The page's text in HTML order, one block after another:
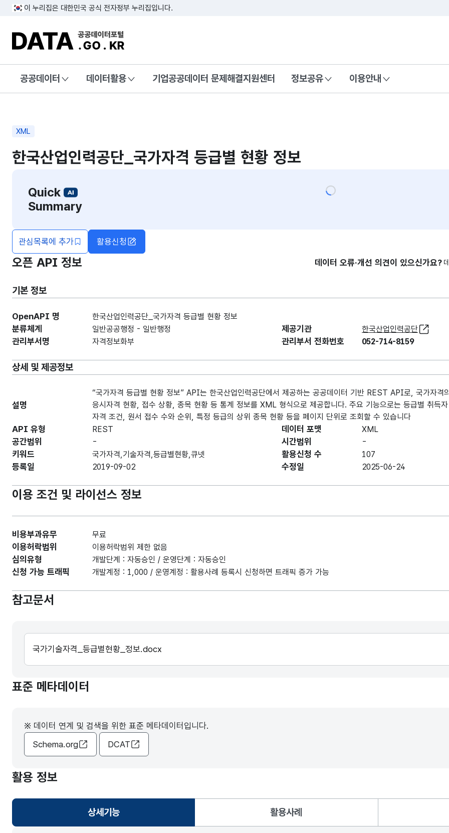
이 누리집은 대한민국 공식 전자정부 누리집입니다.
DATA.GO.KR 공공데이터포털
공공데이터 데이터활용 기업공공데이터 문제해결지원센터 정보공유 이용안내
XML
한국산업인력공단_국가자격 등급별 현황 정보
Quick
Summary
관심목록에 추가 활용신청
오픈 API 정보 데이터 오류·개선 의견이 있으신가요?
기본 정보
OpenAPI 명 한국산업인력공단_국가자격 등급별 현황 정보
분류체계 일반공공행정 - 일반행정 제공기관 한국산업인력공단
관리부서명 자격정보화부 관리부서 전화번호 052-714-8159
상세 및 제공정보
설명
“국가자격 등급별 현황 정보” API는 한국산업인력공단에서 제공하는 공공데이터 기반 REST API로, 국가자격
응시자격 현황, 접수 상황, 종목 현황 등 통계 정보를 XML 형식으로 제공합니다. 주요 기능으로는 등급별 취득
자격 조건, 원서 접수 수와 순위, 특정 등급의 상위 종목 현황 등을 페이지 단위로 조회할 수 있습니다
API 유형 REST 데이터 포맷 XML
공간범위 - 시간범위 -
키워드 국가자격,기술자격,등급별현황,큐넷 활용신청 수 107
등록일 2019-09-02 수정일 2025-06-24
이용 조건 및 라이선스 정보
비용부과유무 무료
이용허락범위 이용허락범위 제한 없음
심의유형 개발단계 : 자동승인 / 운영단계 : 자동승인
신청 가능 트래픽 개발계정 : 1,000 / 운영계정 : 활용사례 등록시 신청하면 트래픽 증가 가능
참고문서
국가기술자격_등급별현황_정보.docx
표준 메타데이터
※ 데이터 연계 및 검색을 위한 표준 메타데이터입니다.
Schema.org
DCAT
활용 정보
상세기능
선택됨
활용사례